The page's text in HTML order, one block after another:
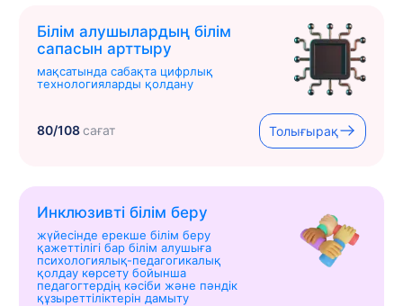
Білім алушылардың білім
сапасын арттыру
мақсатында сабақта цифрлық
технологияларды қолдану
80/108сағат Толығырақ
Инклюзивті білім беру
жүйесінде ерекше білім беру
қажеттілігі бар білім алушыға
психологиялық-педагогикалық
қолдау көрсету бойынша
педагогтердің кәсіби және пәндік
құзыреттіліктерін дамыту